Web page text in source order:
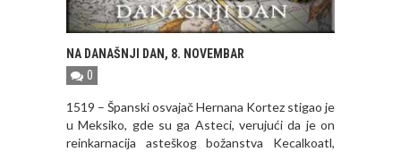
NA DANAŠNJI DAN, 8. NOVEMBAR
0
1519 – Španski osvajač Hernana Kortez stigao je
u Meksiko, gde su ga Asteci, verujući da je on
reinkarnacija asteškog božanstva Kecalkoatl,